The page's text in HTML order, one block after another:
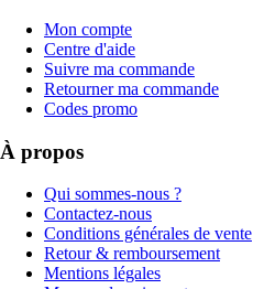
Mon compte
Centre d'aide
Suivre ma commande
Retourner ma commande
Codes promo
À propos
Qui sommes-nous ?
Contactez-nous
Conditions générales de vente
Retour & remboursement
Mentions légales